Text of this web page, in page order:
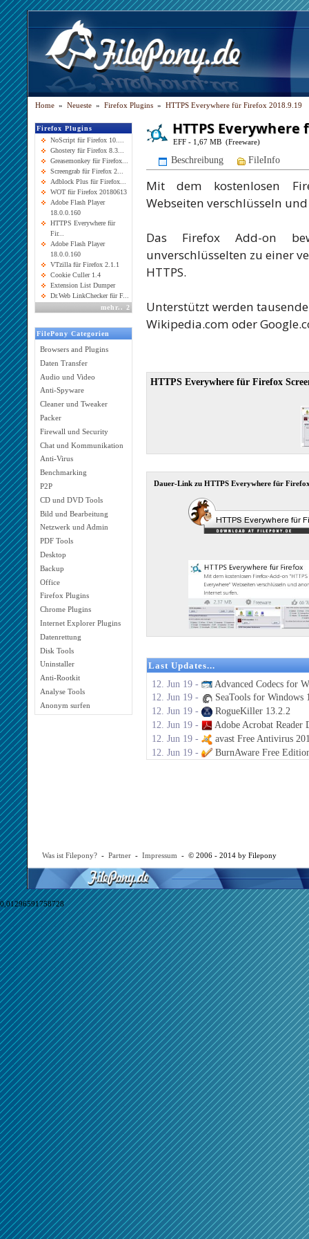
Home » Neueste » Firefox Plugins » HTTPS Everywhere für Firefox 2018.9.19
Firefox Plugins
NoScript für Firefox 10....
Ghostery für Firefox 8.3...
Greasemonkey für Firefox...
Screengrab für Firefox 2...
Adblock Plus für Firefox...
WOT für Firefox 20180613
Adobe Flash Player
18.0.0.160
HTTPS Everywhere für
Fir...
Adobe Flash Player
18.0.0.160
VTzilla für Firefox 2.1.1
Cookie Culler 1.4
Extension List Dumper
Dr.Web LinkChecker für F...
mehr.. 2
FilePony Categorien
Browsers and Plugins
Daten Transfer
Audio und Video
Anti-Spyware
Cleaner und Tweaker
Packer
Firewall und Security
Chat und Kommunikation
Anti-Virus
Benchmarking
P2P
CD und DVD Tools
Bild und Bearbeitung
Netzwerk und Admin
PDF Tools
Desktop
Backup
Office
Firefox Plugins
Chrome Plugins
Internet Explorer Plugins
Datenrettung
Disk Tools
Uninstaller
Anti-Rootkit
Analyse Tools
Anonym surfen
HTTPS
EFF - 1,67 MB (Freeware)
Beschreibung FileInfo
Mit dem kostenlosen
Webseiten verschlüsseln
Das Firefox Add-on
unverschlüsselten zu einer
HTTPS.
Unterstützt werden
Wikipedia.com oder
HTTPS Everywhere für Firefox
Dauer-Link zu HTTPS Everywhere für
Last Updates...
12. Jun 19 -
Advanced Codecs for
12. Jun 19 -
SeaTools for Windows
12. Jun 19 -
RogueKiller 13.2.2
12. Jun 19 -
Adobe Acrobat Reader
12. Jun 19 -
avast Free Antivirus
12. Jun 19 -
BurnAware Free
Was ist Filepony? - Partner - Impressum - © 2006 - 2014 by Filepony
0,01296591758728